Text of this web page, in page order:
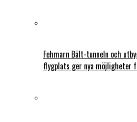
Fehmarn Bält-tunneln och
flygplats ger nya möjligheter